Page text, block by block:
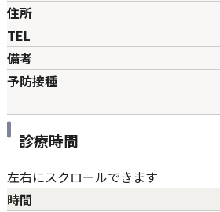
住所
TEL
備考
予防接種
診療時間
左右にスクロールできます
時間